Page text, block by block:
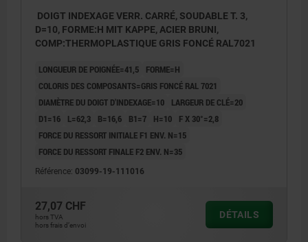
DOIGT INDEXAGE VERR. CARRÉ, SOUDABLE T. 3,
D=10, FORME:H MIT KAPPE, ACIER BRUNI,
COMP:THERMOPLASTIQUE GRIS FONCÉ RAL7021
LONGUEUR DE POIGNÉE=41,5
FORME=H
COLORIS DES COMPOSANTS=GRIS FONCÉ RAL 7021
DIAMÈTRE DU DOIGT D'INDEXAGE=10
LARGEUR DE CLÉ=20
D1=16
L=62,3 B=16,6 B1=7 H=10
F X 30°=2,8
FORCE DU RESSORT INITIALE F1 ENV. N=15
FORCE DU RESSORT FINALE F2 ENV. N=35
Référence: 03099-19-111016
27,07 CHF
hors TVA
hors frais d’envoi
DÉTAILS